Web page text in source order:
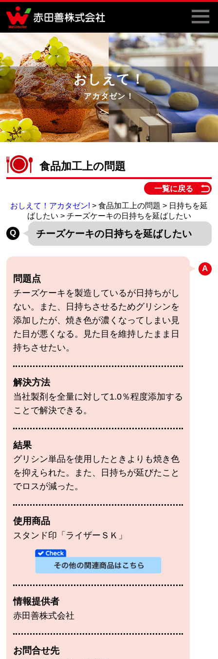
おしえて！
アカタゼン！
食品加工上の問題
一覧に戻る
おしえて！アカタゼン! > 食品加工上の問題 > 日持ちを延
ばしたい > チーズケーキの日持ちを延ばしたい
チーズケーキの日持ちを延ばしたい
問題点
チーズケーキを製造しているが日持ちがし
ない。また、日持ちさせるためグリシンを
添加したが、焼き色が濃くなってしまい見
た目が悪くなる。見た目を維持したまま日
持ちさせたい。
解決方法
当社製剤を全量に対して1.0％程度添加する
ことで解決できる。
結果
グリシン単品を使用したときよりも焼き色
を抑えられた。また、日持ちが延びたこと
でロスが減った。
使用商品
スタンド印「ライザーＳＫ」
情報提供者
赤田善株式会社
お問合せ先